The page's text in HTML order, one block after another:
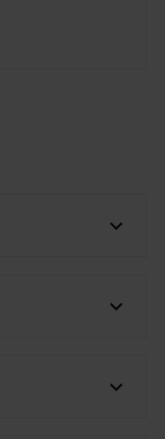


